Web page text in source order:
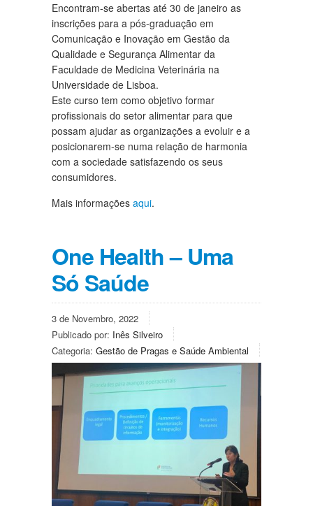
Encontram-se abertas até 30 de janeiro as
inscrições para a pós-graduação em
Comunicação e Inovação em Gestão da
Qualidade e Segurança Alimentar da
Faculdade de Medicina Veterinária na
Universidade de Lisboa.
Este curso tem como objetivo formar
profissionais do setor alimentar para que
possam ajudar as organizações a evoluir e a
posicionarem-se numa relação de harmonia
com a sociedade satisfazendo os seus
consumidores.
Mais informações aqui.
One Health – Uma
Só Saúde
3 de Novembro, 2022
Publicado por: Inês Silveiro
Categoria: Gestão de Pragas e Saúde Ambiental